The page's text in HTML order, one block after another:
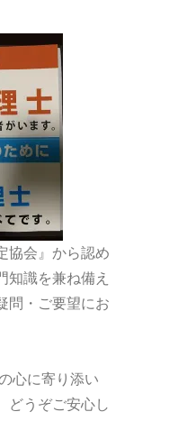
協会』から認め
知識を兼ね備え
問・ご要望にお
心に寄り添い
どうぞご安心し